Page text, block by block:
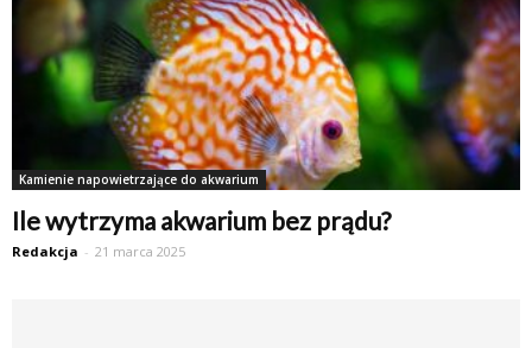
Kamienie napowietrzające do akwarium
Ile wytrzyma akwarium bez prądu?
Redakcja - 21 marca 2025